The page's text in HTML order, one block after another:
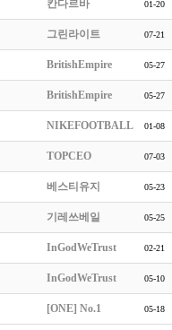
칸다르바 01-20
그린라이트 07-21
BritishEmpire 05-27
BritishEmpire 05-27
NIKEFOOTBALL 01-08
TOPCEO 07-03
베스티유지 05-23
기레쓰베일 05-25
InGodWeTrust 02-21
InGodWeTrust 05-10
[ONE] No.1 05-18